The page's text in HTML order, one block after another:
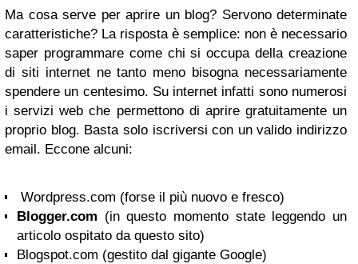
Ma cosa serve per aprire un blog? Servono determinate
caratteristiche? La risposta è semplice: non è necessario
saper programmare come chi si occupa della creazione
di siti internet ne tanto meno bisogna necessariamente
spendere un centesimo. Su internet infatti sono numerosi
i servizi web che permettono di aprire gratuitamente un
proprio blog. Basta solo iscriversi con un valido indirizzo
email. Eccone alcuni:
Wordpress.com (forse il più nuovo e fresco)
Blogger.com (in questo momento state leggendo un
articolo ospitato da questo sito)
Blogspot.com (gestito dal gigante Google)